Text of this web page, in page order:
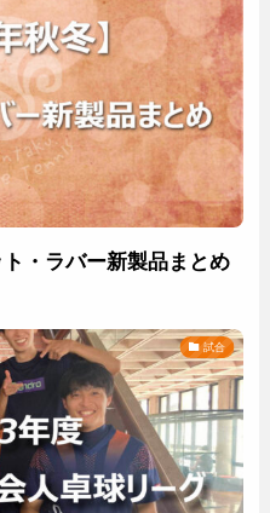
ト・ラバー新製品まとめ
試合